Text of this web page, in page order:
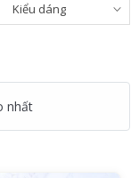
Kiểu dáng
nhất